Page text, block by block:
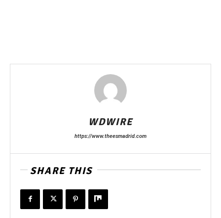
WDWIRE
https://www.theesmadrid.com
SHARE THIS